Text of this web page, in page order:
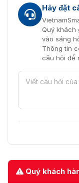
Hãy đặt
Quý khách
vào sáng
Thông tin
câu hỏi để
Quý khách